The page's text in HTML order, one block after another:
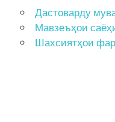
Дастоварду
Мавзеъҳои
Шахсиятҳои